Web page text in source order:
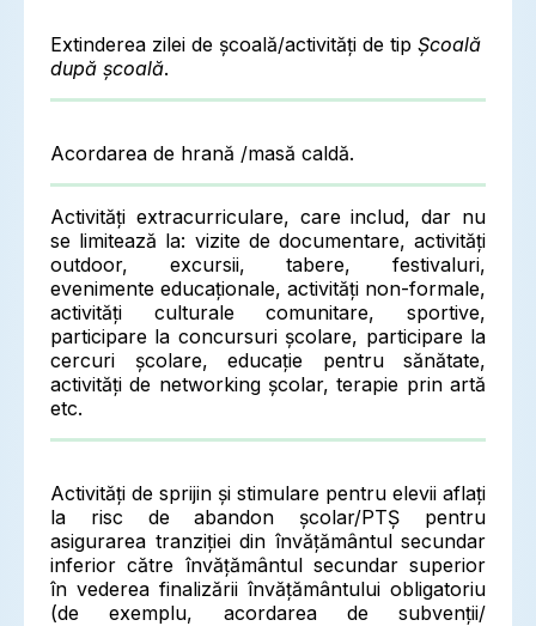
Extinderea zilei de școală/activități de tip Școală
după școală.
Acordarea de hrană /masă caldă.
Activități extracurriculare, care includ, dar nu
se limitează la: vizite de documentare, activități
outdoor, excursii, tabere, festivaluri,
evenimente educaționale, activități non-formale,
activități culturale comunitare, sportive,
participare la concursuri școlare, participare la
cercuri școlare, educație pentru sănătate,
activități de networking școlar, terapie prin artă
etc.
Activități de sprijin și stimulare pentru elevii aflați
la risc de abandon școlar/PTȘ pentru
asigurarea tranziției din învățământul secundar
inferior către învățământul secundar superior
în vederea finalizării învățământului obligatoriu
(de exemplu, acordarea de subvenții/